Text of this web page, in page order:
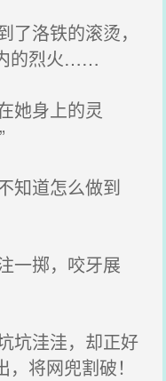
洛铁的滚烫，
的烈火……
她身上的灵
知道怎么做到
一掷，咬牙展
坑洼洼，却正好
将网兜割破！